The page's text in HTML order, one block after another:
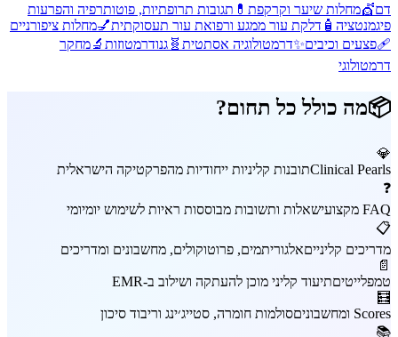
דם💇מחלות שיער וקרקפת 💊 תגובות תרופתיות, פוטותרפיה והפרעות
פיגמנטציה 🧴 דלקת עור ממגע ורפואת עור תעסוקתית💅מחלות ציפורניים
🩹פצעים וכיבים✨דרמטולוגיה אסתטית 🧬 גנודרמטוזות 🔬מחקר
דרמטולוגי
📦מה כולל כל תחום?
💎
Clinical Pearlsתובנות קליניות ייחודיות מהפרקטיקה הישראלית
❓
FAQ מקצועי
שאלות ותשובות מבוססות ראיות לשימוש יומיומי
📋
מדריכים קלינייםאלגוריתמים, פרוטוקולים, מחשבונים ומדריכים
📄
טמפלייטיםתיעוד קליני מוכן להעתקה ושילוב ב-EMR
🧮
Scores ומחשבונים
סולמות חומרה, סטייג׳ינג וריבוד סיכון
📚